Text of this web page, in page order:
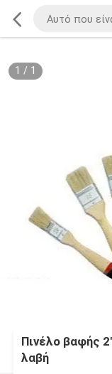
1 / 1
Πινέλο βαφής
λαβή